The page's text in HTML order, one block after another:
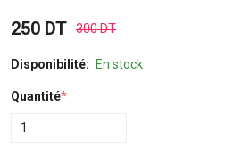
250 DT 300 DT
Disponibilité: En stock
Quantité*